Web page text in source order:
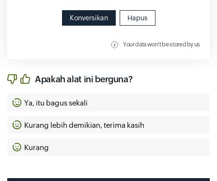
Konversikan Hapus
Your data won't be stored by us
Apakah alat ini berguna?
Ya, itu bagus sekali
Kurang lebih demikian, terima kasih
Kurang